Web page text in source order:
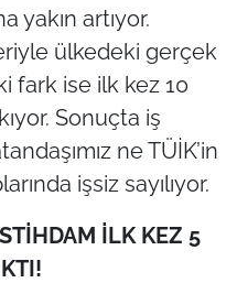
yakın artıyor.
ülkedeki gerçek
fark ise ilk kez 10
Sonuçta iş
ne TÜİK’in
işsiz sayılıyor.
İLK KEZ 5